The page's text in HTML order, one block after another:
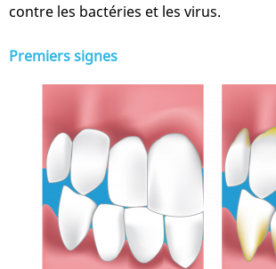
contre les bactéries et les virus.
Premiers signes